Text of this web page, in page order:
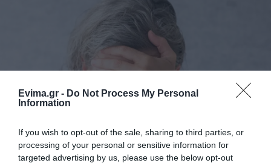
Evima.gr - Do Not Process My Personal
Information
If you wish to opt-out of the sale, sharing to third parties, or
processing of your personal or sensitive information for
targeted advertising by us, please use the below opt-out
ελάχιστα γνωστές καθημερινές πρακτικές
21.04.2025 | 16:40